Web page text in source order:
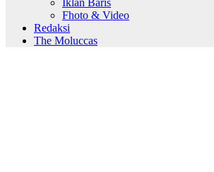
Fhoto & Video
Redaksi
The Moluccas